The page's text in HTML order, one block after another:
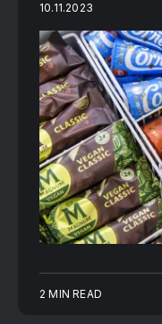
10.11.2023
2 MIN READ